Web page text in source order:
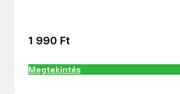
1 990 Ft
Megtekintés